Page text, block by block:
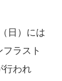
日）には
ラスト
行われ